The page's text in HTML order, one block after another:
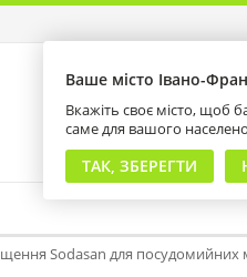
Ваше місто Івано-
Вкажіть своє місто, щоб
саме для вашого
ТАК, ЗБЕРЕГТИ
Sodasan для посудомийних